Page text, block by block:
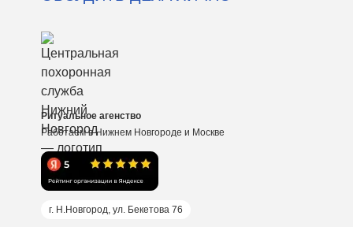
Ритуальное агенство
Работаем в Нижнем Новгороде и Москве
г. Н.Новгород, ул. Бекетова 76